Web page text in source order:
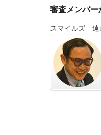
審査メンバ
スマイルズ 遠